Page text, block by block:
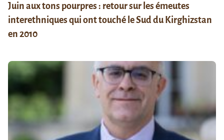
Juin aux tons pourpres : retour sur les émeutes
interethniques qui ont touché le Sud du Kirghizstan
en 2010